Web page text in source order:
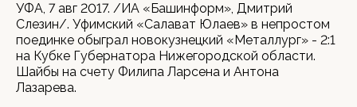
УФА, 7 авг 2017. /ИА «Башинформ», Дмитрий
Слезин/. Уфимский «Салават Юлаев» в непростом
поединке обыграл новокузнецкий «Металлург» - 2:1
на Кубке Губернатора Нижегородской области.
Шайбы на счету Филипа Ларсена и Антона
Лазарева.